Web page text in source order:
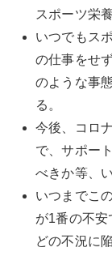
スポーツ栄
いつでもス
の仕事をせ
のような事
る。
今後、コロ
で、サポー
べきか等、
いつまでこ
が1番の不
どの不況に